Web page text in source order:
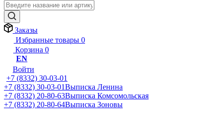
Заказы
Избранные товары 0
Корзина 0
EN
Войти
+7 (8332) 30-03-01
+7 (8332) 30-03-01Выписка Ленина
+7 (8332) 20-80-63Выписка Комсомольская
+7 (8332) 20-80-64Выписка Зоновы